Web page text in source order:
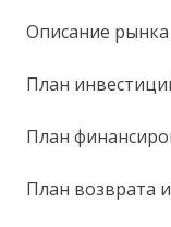
Описание рынка
План
План
План возврата